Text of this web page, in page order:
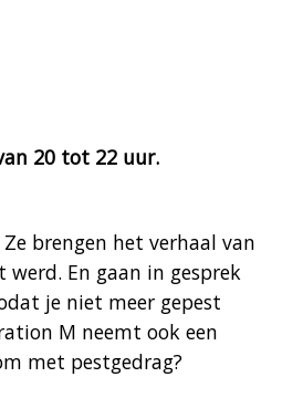
20 tot 22 uur.
brengen het verhaal van
werd. En gaan in gesprek
je niet meer gepest
M neemt ook een
met pestgedrag?